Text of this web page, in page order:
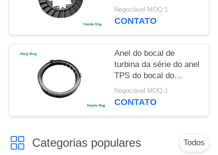
difusor do
turbocompressor
Negociável MOQ:1
CONTATO
Anel do bocal de
turbina da série do anel
TPS do bocal do
turbocompressor de
ABB
Negociável MOQ:1
CONTATO
Categorias populares Todos